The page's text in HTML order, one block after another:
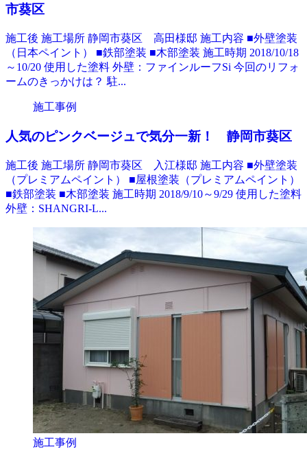
市葵区
施工後 施工場所 静岡市葵区 高田様邸 施工内容 ■外壁塗装
（日本ペイント） ■鉄部塗装 ■木部塗装 施工時期 2018/10/18
～10/20 使用した塗料 外壁：ファインルーフSi 今回のリフォ
ームのきっかけは？ 駐...
施工事例
人気のピンクベージュで気分一新！ 静岡市葵区
施工後 施工場所 静岡市葵区 入江様邸 施工内容 ■外壁塗装
（プレミアムペイント） ■屋根塗装（プレミアムペイント）
■鉄部塗装 ■木部塗装 施工時期 2018/9/10～9/29 使用した塗料
外壁：SHANGRI-L...
施工事例